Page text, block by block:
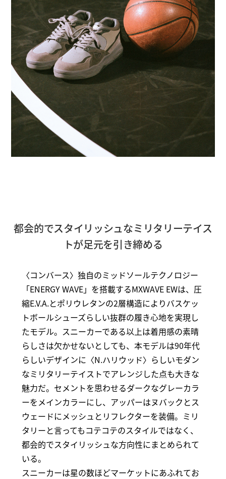
都会的でスタイリッシュなミリタリーテイス
トが足元を引き締める
〈コンバース〉独自のミッドソールテクノロジー
「ENERGY WAVE」を搭載するMXWAVE EWは、圧
縮E.V.A.とポリウレタンの2層構造によりバスケッ
トボールシューズらしい抜群の履き心地を実現し
たモデル。スニーカーである以上は着用感の素晴
らしさは欠かせないとしても、本モデルは90年代
らしいデザインに〈N.ハリウッド〉らしいモダン
なミリタリーテイストでアレンジした点も大きな
魅力だ。セメントを思わせるダークなグレーカラ
ーをメインカラーにし、アッパーはヌバックとス
ウェードにメッシュとリフレクターを装備。ミリ
タリーと言ってもコテコテのスタイルではなく、
都会的でスタイリッシュな方向性にまとめられて
いる。
スニーカーは星の数ほどマーケットにあふれてお